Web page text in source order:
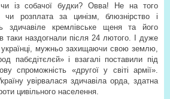
чи із собачої будки? Овва! Не на того
розплата за цинізм, блюзнірство і
здичавіле кремлівське щеня та його
таки наздогнали після 24 лютого. І дуже
мужньо захищаючи свою землю,
пабєдітєлєй» і взагалі поставили під
спроможність «другої у світі армії».
увірвалася здичавіла орда, здатна
цивільного населення.